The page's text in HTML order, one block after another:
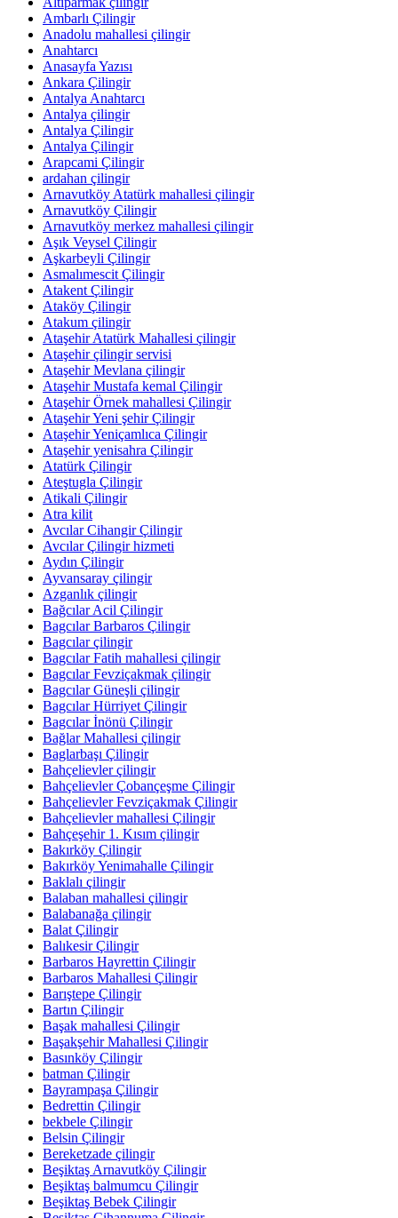
Ambarlı Çilingir
Anadolu mahallesi çilingir
Anahtarcı
Anasayfa Yazısı
Ankara Çilingir
Antalya Anahtarcı
Antalya çilingir
Antalya Çilingir
Antalya Çilingir
Arapcami Çilingir
ardahan çilingir
Arnavutköy Atatürk mahallesi çilingir
Arnavutköy Çilingir
Arnavutköy merkez mahallesi çilingir
Aşık Veysel Çilingir
Aşkarbeyli Çilingir
Asmalımescit Çilingir
Atakent Çilingir
Ataköy Çilingir
Atakum çilingir
Ataşehir Atatürk Mahallesi çilingir
Ataşehir çilingir servisi
Ataşehir Mevlana çilingir
Ataşehir Mustafa kemal Çilingir
Ataşehir Örnek mahallesi Çilingir
Ataşehir Yeni şehir Çilingir
Ataşehir Yeniçamlıca Çilingir
Ataşehir yenisahra Çilingir
Atatürk Çilingir
Ateştugla Çilingir
Atikali Çilingir
Atra kilit
Avcılar Cihangir Çilingir
Avcılar Çilingir hizmeti
Aydın Çilingir
Ayvansaray çilingir
Azganlık çilingir
Bağcılar Acil Çilingir
Bagcılar Barbaros Çilingir
Bagcılar çilingir
Bagcılar Fatih mahallesi çilingir
Bagcılar Fevziçakmak çilingir
Bagcılar Güneşli çilingir
Bagcılar Hürriyet Çilingir
Bagcılar İnönü Çilingir
Bağlar Mahallesi çilingir
Baglarbaşı Çilingir
Bahçelievler çilingir
Bahçelievler Çobançeşme Çilingir
Bahçelievler Fevziçakmak Çilingir
Bahçelievler mahallesi Çilingir
Bahçeşehir 1. Kısım çilingir
Bakırköy Çilingir
Bakırköy Yenimahalle Çilingir
Baklalı çilingir
Balaban mahallesi çilingir
Balabanağa çilingir
Balat Çilingir
Balıkesir Çilingir
Barbaros Hayrettin Çilingir
Barbaros Mahallesi Çilingir
Barıştepe Çilingir
Bartın Çilingir
Başak mahallesi Çilingir
Başakşehir Mahallesi Çilingir
Basınköy Çilingir
batman Çilingir
Bayrampaşa Çilingir
Bedrettin Çilingir
bekbele Çilingir
Belsin Çilingir
Bereketzade çilingir
Beşiktaş Arnavutköy Çilingir
Beşiktaş balmumcu Çilingir
Beşiktaş Bebek Çilingir